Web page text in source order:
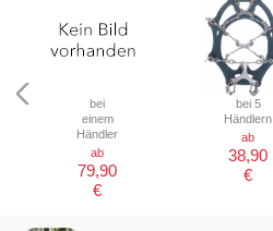
bei
einem
Händler
ab
79,90
€
bei 5
Händlern
ab
38,90
€